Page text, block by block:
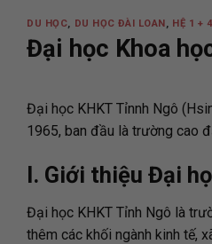
DU HỌC, DU HỌC ĐÀI LOAN, HỆ 1 + 4
Đại học Khoa
Đại học KHKT Tỉnnh Ngô
1965, ban đầu là trường cao
I. Giới thiệu Đại
Đại học KHKT Tỉnh Ngô là
thêm các khối ngành kinh tế,